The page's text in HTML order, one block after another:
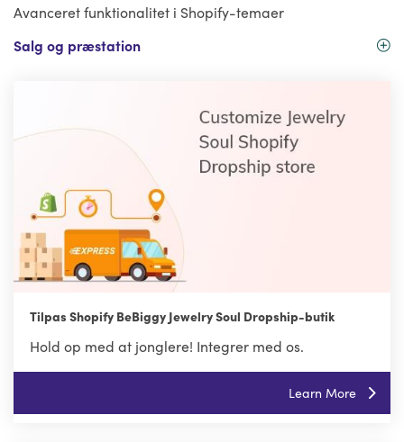
Avanceret funktionalitet i Shopify-temaer
Salg og præstation
Tilpas Shopify BeBiggy Jewelry Soul Dropship-butik
Hold op med at jonglere! Integrer med os.
Learn More